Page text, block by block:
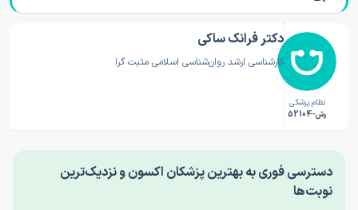
نظام پزشکی
رش-52104
دکتر فرانک ساکی
کارشناسی ارشد روان‌شناسی اسلامی مثبت گرا
‎دسترسی فوری به بهترین پزشکان اکسون و نزدیک‌ترین
نوبت‌ها